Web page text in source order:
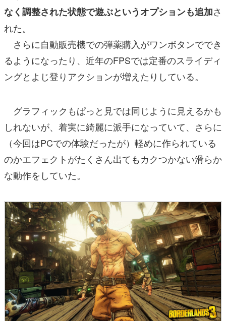
なく調整された状態で遊ぶというオプションも追加さ
れた。
さらに自動販売機での弾薬購入がワンボタンででき
るようになったり、近年のFPSでは定番のスライディ
ングとよじ登りアクションが増えたりしている。
グラフィックもぱっと見では同じように見えるかも
しれないが、着実に綺麗に派手になっていて、さらに
（今回はPCでの体験だったが）軽めに作られている
のかエフェクトがたくさん出てもカクつかない滑らか
な動作をしていた。